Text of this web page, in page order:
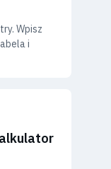
Wpisz
i